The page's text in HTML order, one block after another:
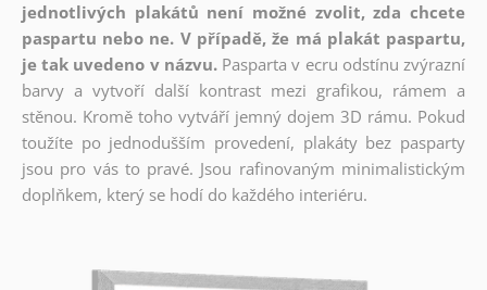
jednotlivých plakátů není možné zvolit, zda chcete
paspartu nebo ne. V případě, že má plakát paspartu,
je tak uvedeno v názvu. Pasparta v ecru odstínu zvýrazní
barvy a vytvoří další kontrast mezi grafikou, rámem a
stěnou. Kromě toho vytváří jemný dojem 3D rámu. Pokud
toužíte po jednodušším provedení, plakáty bez pasparty
jsou pro vás to pravé. Jsou rafinovaným minimalistickým
doplňkem, který se hodí do každého interiéru.